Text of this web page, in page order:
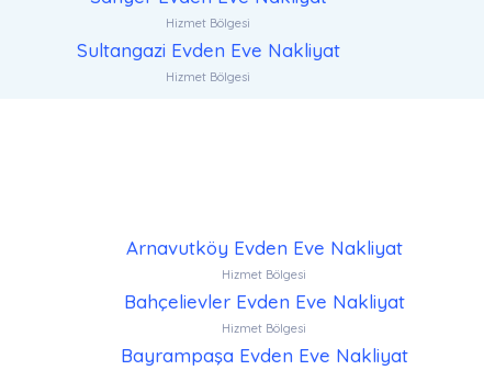
Hizmet Bölgesi
Sultangazi Evden Eve Nakliyat
Hizmet Bölgesi
Arnavutköy Evden Eve Nakliyat
Hizmet Bölgesi
Bahçelievler Evden Eve Nakliyat
Hizmet Bölgesi
Bayrampaşa Evden Eve Nakliyat